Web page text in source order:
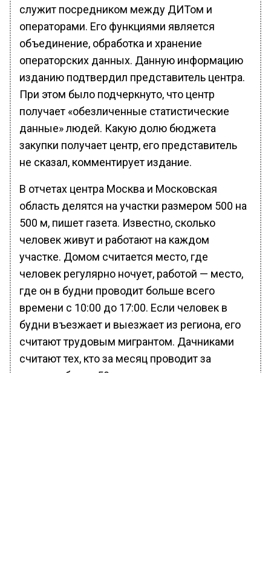
служит посредником между ДИТом и
операторами. Его функциями является
объединение, обработка и хранение
операторских данных. Данную информацию
изданию подтвердил представитель центра.
При этом было подчеркнуто, что центр
получает «обезличенные статистические
данные» людей. Какую долю бюджета
закупки получает центр, его представитель
не сказал, комментирует издание.
В отчетах центра Москва и Московская
область делятся на участки размером 500 на
500 м, пишет газета. Известно, сколько
человек живут и работают на каждом
участке. Домом считается место, где
человек регулярно ночует, работой — место,
где он в будни проводит больше всего
времени с 10:00 до 17:00. Если человек в
будни въезжает и выезжает из региона, его
считают трудовым мигрантом. Дачниками
считают тех, кто за месяц проводит за
городом более 50 часов в выходные и